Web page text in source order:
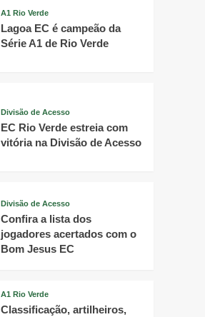
A1 Rio Verde
Lagoa EC é campeão da
Série A1 de Rio Verde
Divisão de Acesso
EC Rio Verde estreia com
vitória na Divisão de Acesso
Divisão de Acesso
Confira a lista dos
jogadores acertados com o
Bom Jesus EC
A1 Rio Verde
Classificação, artilheiros,